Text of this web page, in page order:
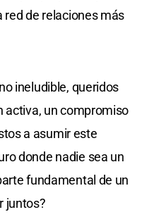
red de relaciones más
ineludible, queridos
activa, un compromiso
a asumir este
donde nadie sea un
fundamental de un
juntos?